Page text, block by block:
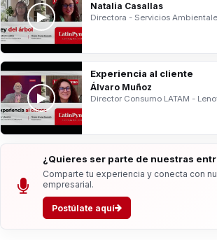
Natalia Casallas
Directora - Servicios
Experiencia al cliente
Álvaro Muñoz
Director Consumo LATAM -
¿Quieres ser parte de nuestras
Comparte tu experiencia y conecta con
empresarial.
Postúlate aquí